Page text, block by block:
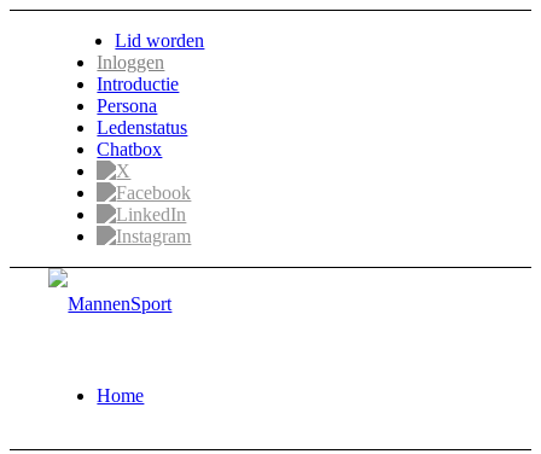
Lid worden
Inloggen
Introductie
Persona
Ledenstatus
Chatbox
Home